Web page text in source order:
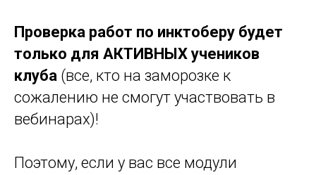
Проверка работ по инктоберу будет
только для АКТИВНЫХ учеников
клуба (все, кто на заморозке к
сожалению не смогут участвовать в
вебинарах)!
Поэтому, если у вас все модули